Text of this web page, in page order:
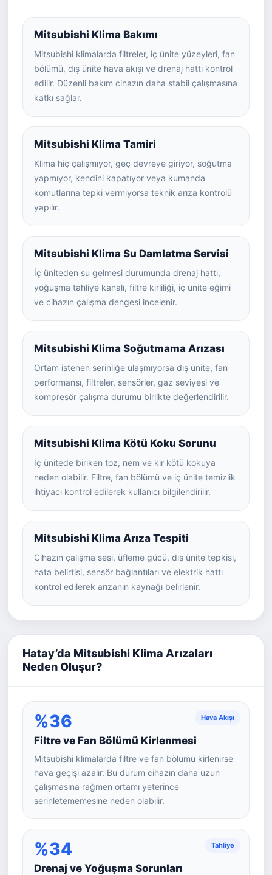
Mitsubishi Klima Bakımı
Mitsubishi klimalarda filtreler, iç ünite yüzeyleri, fan
bölümü, dış ünite hava akışı ve drenaj hattı kontrol
edilir. Düzenli bakım cihazın daha stabil çalışmasına
katkı sağlar.
Mitsubishi Klima Tamiri
Klima hiç çalışmıyor, geç devreye giriyor, soğutma
yapmıyor, kendini kapatıyor veya kumanda
komutlarına tepki vermiyorsa teknik arıza kontrolü
yapılır.
Mitsubishi Klima Su Damlatma Servisi
İç üniteden su gelmesi durumunda drenaj hattı,
yoğuşma tahliye kanalı, filtre kirliliği, iç ünite eğimi
ve cihazın çalışma dengesi incelenir.
Mitsubishi Klima Soğutmama Arızası
Ortam istenen serinliğe ulaşmıyorsa dış ünite, fan
performansı, filtreler, sensörler, gaz seviyesi ve
kompresör çalışma durumu birlikte değerlendirilir.
Mitsubishi Klima Kötü Koku Sorunu
İç ünitede biriken toz, nem ve kir kötü kokuya
neden olabilir. Filtre, fan bölümü ve iç ünite temizlik
ihtiyacı kontrol edilerek kullanıcı bilgilendirilir.
Mitsubishi Klima Arıza Tespiti
Cihazın çalışma sesi, üfleme gücü, dış ünite tepkisi,
hata belirtisi, sensör bağlantıları ve elektrik hattı
kontrol edilerek arızanın kaynağı belirlenir.
Hatay’da Mitsubishi Klima Arızaları
Neden Oluşur?
Hava Akışı
%36
Filtre ve Fan Bölümü Kirlenmesi
Mitsubishi klimalarda filtre ve fan bölümü kirlenirse
hava geçişi azalır. Bu durum cihazın daha uzun
çalışmasına rağmen ortamı yeterince
serinletememesine neden olabilir.
Tahliye
%34
Drenaj ve Yoğuşma Sorunları